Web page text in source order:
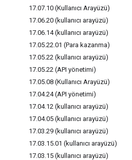
17.07.10 (Kullanıcı Arayüzü)
17.06.20 (kullanıcı arayüzü)
17.06.14 (kullanıcı arayüzü)
17.05.22.01 (Para kazanma)
17.05.22 (kullanıcı arayüzü)
17.05.22 (API yönetimi)
17.05.08 (Kullanıcı Arayüzü)
17.04.24 (API yönetimi)
17.04.12 (kullanıcı arayüzü)
17.04.05 (kullanıcı arayüzü)
17.03.29 (kullanıcı arayüzü)
17.03.15.01 (kullanıcı arayüzü)
17.03.15 (kullanıcı arayüzü)